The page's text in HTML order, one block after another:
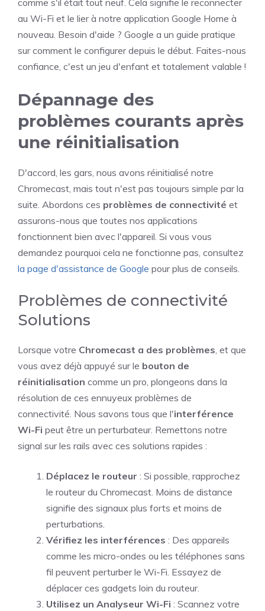
comme s'il était tout neuf. Cela signifie le reconnecter
au Wi-Fi et le lier à notre application Google Home à
nouveau. Besoin d'aide ? Google a un guide pratique
sur comment le configurer depuis le début. Faites-nous
confiance, c'est un jeu d'enfant et totalement valable !
Dépannage des
problèmes courants après
une réinitialisation
D'accord, les gars, nous avons réinitialisé notre
Chromecast, mais tout n'est pas toujours simple par la
suite. Abordons ces problèmes de connectivité et
assurons-nous que toutes nos applications
fonctionnent bien avec l'appareil. Si vous vous
demandez pourquoi cela ne fonctionne pas, consultez
la page d'assistance de Google pour plus de conseils.
Problèmes de connectivité
Solutions
Lorsque votre Chromecast a des problèmes, et que
vous avez déjà appuyé sur le bouton de
réinitialisation comme un pro, plongeons dans la
résolution de ces ennuyeux problèmes de
connectivité. Nous savons tous que l'interférence
Wi-Fi peut être un perturbateur. Remettons notre
signal sur les rails avec ces solutions rapides :
Déplacez le routeur : Si possible, rapprochez
le routeur du Chromecast. Moins de distance
signifie des signaux plus forts et moins de
perturbations.
Vérifiez les interférences : Des appareils
comme les micro-ondes ou les téléphones sans
fil peuvent perturber le Wi-Fi. Essayez de
déplacer ces gadgets loin du routeur.
Utilisez un Analyseur Wi-Fi : Scannez votre